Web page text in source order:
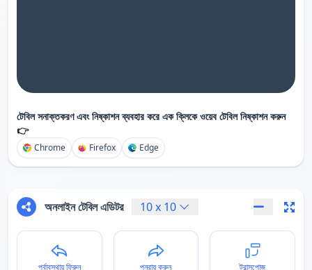
টেবিল সনাক্তকরণ এবং নিষ্কাশন ব্যবহার করে এক ক্লিকে ওয়েব টেবিল নিষ্কাশন করুন
👉
Chrome Firefox Edge
অনলাইন টেবিল এডিটর 10x 10
পূর্বাবস্থায় ফিরুন পুনরায় করুন ট্রান্সপোজ